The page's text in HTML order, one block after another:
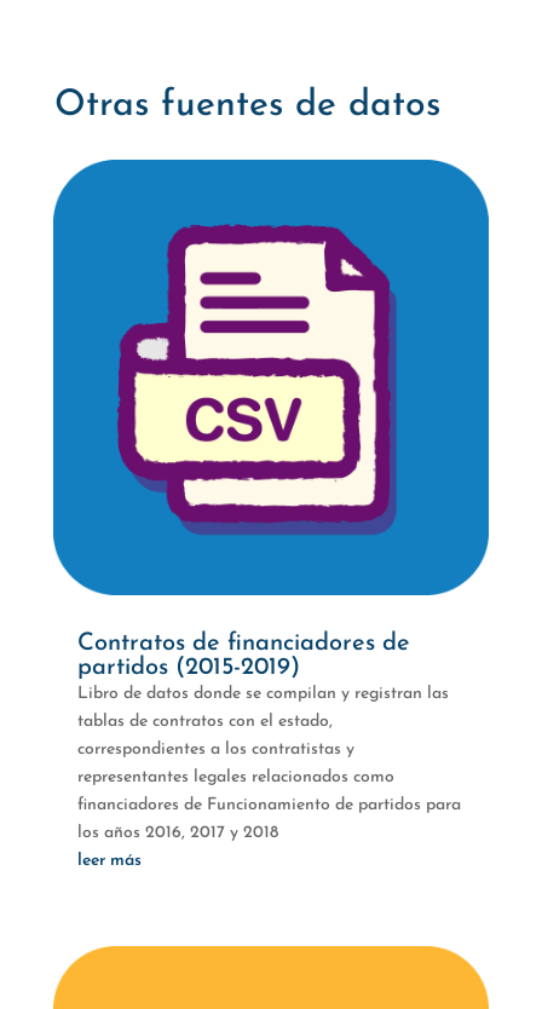
Otras fuentes de datos
Contratos de financiadores de
partidos (2015-2019)
Libro de datos donde se compilan y registran las
tablas de contratos con el estado,
correspondientes a los contratistas y
representantes legales relacionados como
financiadores de Funcionamiento de partidos para
los años 2016, 2017 y 2018
leer más